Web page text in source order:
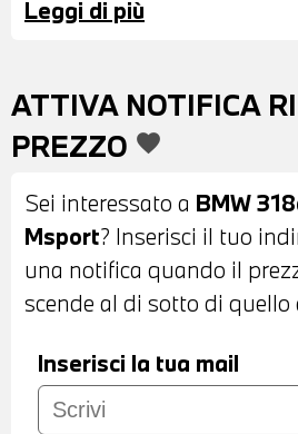
BLACK SAPPHIRE -
RIPIEGABILI
ANTIABBAGLIANTI -
PORTATUTTO SUL
PARCHEGGIO
TELECAMERA
ACCESS SYSTEM -
MISTO ALCANTARA
VOLANTE SPORTIVO M
COMANDI
Leggi di più
ATTIVA NOTIFICA
PREZZO favorite
Sei interessato a BMW
Msport? Inserisci il tuo
una notifica quando il
scende al di sotto di quello
Inserisci la tua mail